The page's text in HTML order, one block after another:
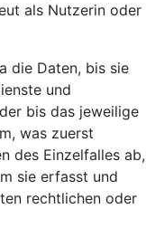
als Nutzerin oder
die Daten, bis sie
und
bis das jeweilige
was zuerst
des Einzelfalles ab,
sie erfasst und
rechtlichen oder